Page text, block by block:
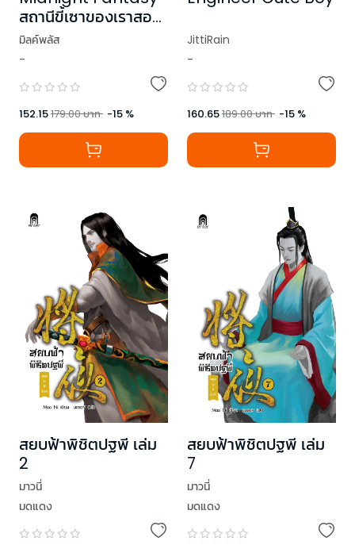
สถานีขี้เซาของเราสอง
คน
มิลค์พลัส
-
152.15179.00บาท -15 %
JittiRain
-
160.65189.00บาท -15 %
สยบฟ้าพิชิตปฐพี เล่ม
2
มาวนี่
มดแดง
สยบฟ้าพิชิตปฐพี เล่ม
7
มาวนี่
มดแดง